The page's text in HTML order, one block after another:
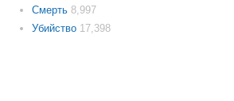
Смерть 8,997
Убийство 17,398